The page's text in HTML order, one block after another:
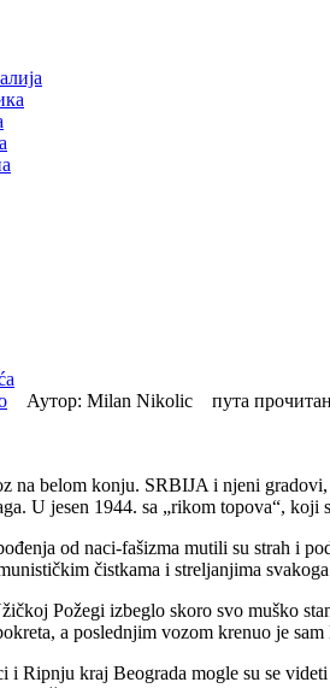
Аутор: Milan Nikolic пута
na belom konju. SRBIJA i njeni gradovi,
U jesen 1944. sa „rikom topova“, koji
od naci-fašizma mutili su strah i
čistkama i streljanjima
Požegi izbeglo skoro svo muško
a poslednjim vozom krenuo je
i Ripnju kraj Beograda mogle su se